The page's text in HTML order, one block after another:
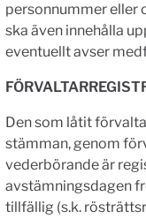
personnummer eller
ska även innehålla
eventuellt avser
Den som låtit
stämman, genom
vederbörande är
avstämningsdagen
tillfällig (s.k.